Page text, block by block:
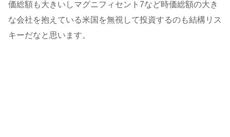
価総額も大きいしマグニフィセント7など時価総額の大き
な会社を抱えている米国を無視して投資するのも結構リス
キーだなと思います。